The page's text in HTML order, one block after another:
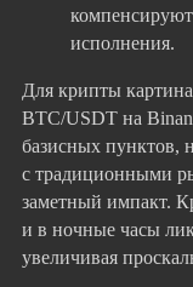
компенсируют
исполнения.
Для крипты
BTC/USDT на
базисных пунктов,
с традиционными
заметный импакт.
и в ночные часы
увеличивая